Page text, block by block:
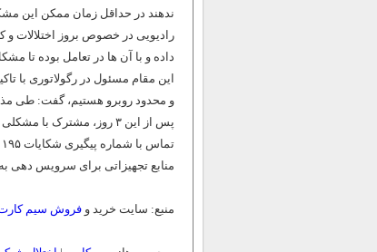
ندهند در حداقل زمان ممکن این
رادیویی در خصوص بروز اختلالات و
داده و با آن ها در تعامل بوده تا
این مقام مسئول در رگولاتوری با
پس از این ۳ روز، مشترک
منابع تجهیزاتی برای سرویس دهی
منبع: سایت خرید و فروش سیم